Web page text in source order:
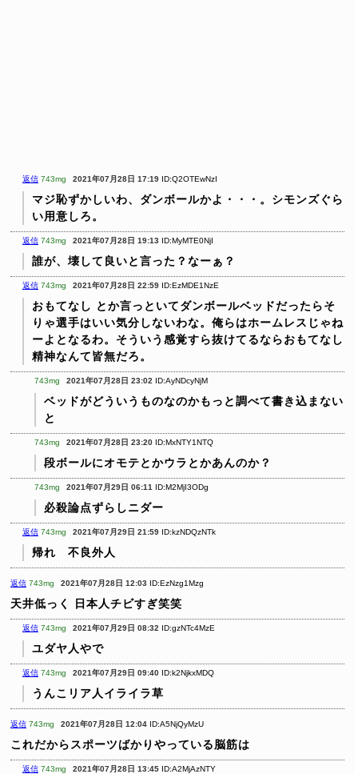
返信 743mg 2021年07月28日 17:19 ID:Q2OTEwNzI
マジ恥ずかしいわ、ダンボールかよ・・・。シモンズぐら
い用意しろ。
返信 743mg 2021年07月28日 19:13 ID:MyMTE0NjI
誰が、壊して良いと言った？なーぁ？
返信 743mg 2021年07月28日 22:59 ID:EzMDE1NzE
おもてなし とか言っといてダンボールベッドだったらそ
りゃ選手はいい気分しないわな。俺らはホームレスじゃね
ーよとなるわ。そういう感覚すら抜けてるならおもてなし
精神なんて皆無だろ。
743mg 2021年07月28日 23:02 ID:AyNDcyNjM
ベッドがどういうものなのかもっと調べて書き込まない
と
743mg 2021年07月28日 23:20 ID:MxNTY1NTQ
段ボールにオモテとかウラとかあんのか？
743mg 2021年07月29日 06:11 ID:M2MjI3ODg
必殺論点ずらしニダー
返信 743mg 2021年07月29日 21:59 ID:kzNDQzNTk
帰れ 不良外人
返信 743mg 2021年07月28日 12:03 ID:EzNzg1Mzg
天井低っく 日本人チビすぎ笑笑
返信 743mg 2021年07月29日 08:32 ID:gzNTc4MzE
ユダヤ人やで
返信 743mg 2021年07月29日 09:40 ID:k2NjkxMDQ
うんこリア人イライラ草
返信 743mg 2021年07月28日 12:04 ID:A5NjQyMzU
これだからスポーツばかりやっている脳筋は
返信 743mg 2021年07月28日 13:45 ID:A2MjAzNTY